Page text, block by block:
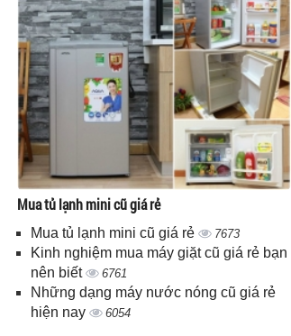
Mua tủ lạnh mini cũ giá rẻ
Mua tủ lạnh mini cũ giá rẻ 7673
Kinh nghiệm mua máy giặt cũ giá rẻ bạn
nên biết
6761
Những dạng máy nước nóng cũ giá rẻ
hiện nay
6054